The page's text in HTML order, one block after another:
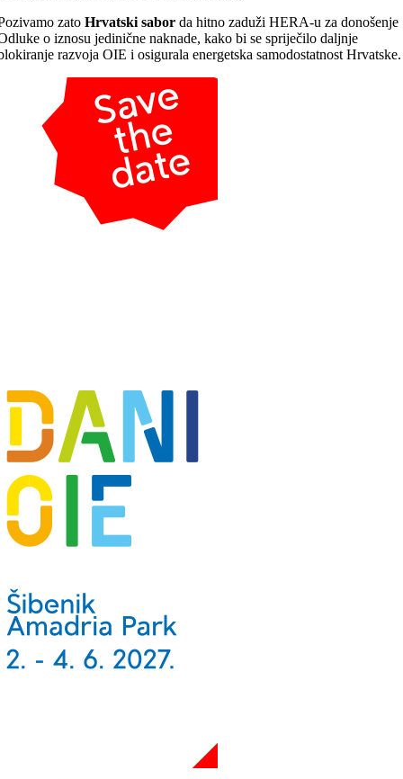
zatoHrvatski sabor da hitno zaduži HERA-u za donošenje
o iznosu jedinične naknade, kako bi se spriječilo daljnje
razvoja OIE i osigurala energetska samodostatnost Hrvatske.